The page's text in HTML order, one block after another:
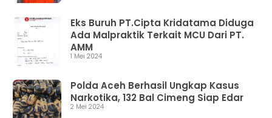
Eks Buruh PT.Cipta Kridatama Diduga
Ada Malpraktik Terkait MCU Dari PT.
AMM
1 Mei 2024
Polda Aceh Berhasil Ungkap Kasus
Narkotika, 132 Bal Cimeng Siap Edar
2 Mei 2024